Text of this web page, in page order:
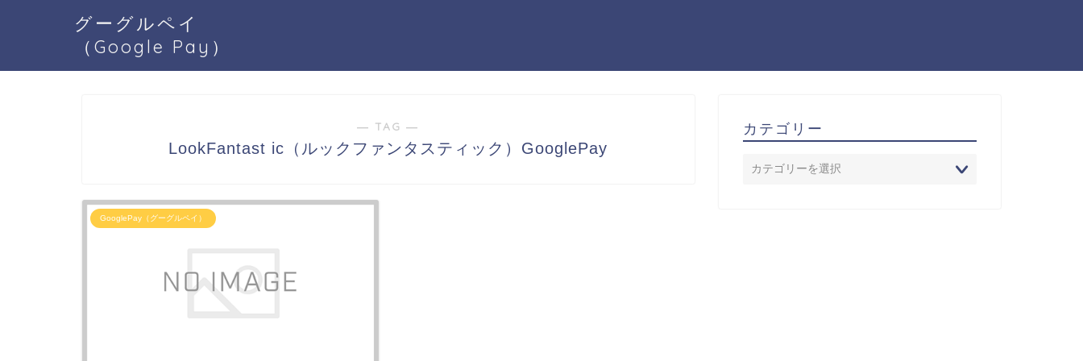
グーグルペイ
（Google Pay）
― TAG ―
LookFantast ic（ルックファンタスティック）GooglePay
GooglePay（グーグルペイ）
カテゴリー